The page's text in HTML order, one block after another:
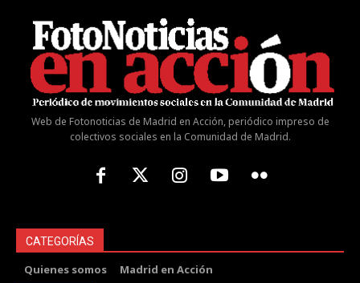
Web de Fotonoticias de Madrid en Acción, periódico impreso de
colectivos sociales en la Comunidad de Madrid.
CATEGORÍAS
Quienes somos Madrid en Acción